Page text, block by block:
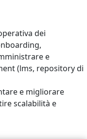
dei
e
(lms, repository di
e migliorare
scalabilità e